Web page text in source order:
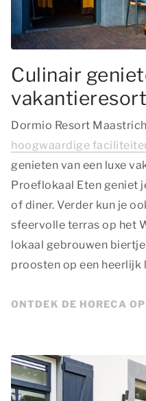
Culinair
Dormio Resort
hoogwaardige
genieten van een luxe
Proeflokaal Eten geniet
of diner. Verder kun je
sfeervolle terras op het
lokaal gebrouwen
proosten op een heerlijk
ONTDEK DE HORECA